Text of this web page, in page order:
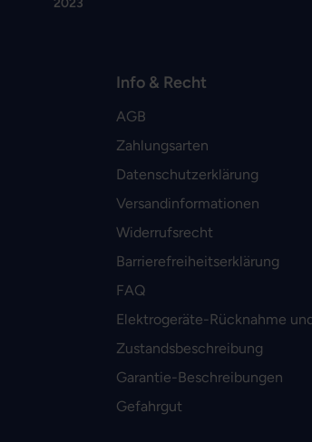
2023
Info & Recht
AGB
Zahlungsarten
Datenschutzerklärung
Versandinformationen
Widerrufsrecht
Barrierefreiheitserklärung
FAQ
Elektrogeräte-Rücknahme
Zustandsbeschreibung
Garantie-Beschreibungen
Gefahrgut